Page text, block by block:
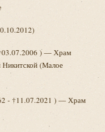
) — Храм
(Малое
- †11.07.2021 ) — Храм